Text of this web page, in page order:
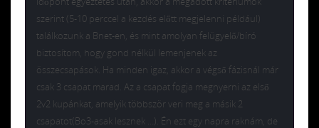
szerint (5-10 perccel a kezdés előtt megjelenni például)
találkozunk a Bnet-en, és mint amolyan felügyelő/bíró
biztosítom, hogy gond nélkül lemenjenek az
összecsapások. Ha minden igaz, akkor a végső fázisnál már
csak 3 csapat marad. Az a csapat fogja megnyerni az első
2v2 kupánkat, amelyik többször veri meg a másik 2
csapatot(Bo3-asak lesznek …). Én ezt egy napra raknám, de